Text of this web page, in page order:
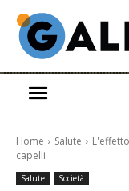
Home Salute
capelli
Salute Società